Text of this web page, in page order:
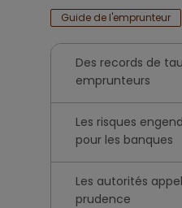
Guide de l'emprunteur
Des records de
emprunteurs
Les risques
pour les banques
Les autorités
prudence